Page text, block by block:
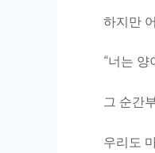
하지만
“너는 양
그 순간
우리도